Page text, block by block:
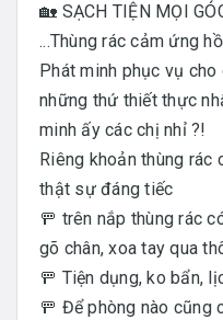
🏡 SẠCH TIỆN MỌI
...Thùng rác cảm ứng
Phát minh phục vụ
những thứ thiết thực
minh ấy các chị nhỉ ?!
Riêng khoản thùng
thật sự đáng tiếc
🚥 trên nắp thùng rác
gõ chân, xoa tay qua
🚥 Tiện dụng, ko bẩn,
🚥 Để phòng nào cũng